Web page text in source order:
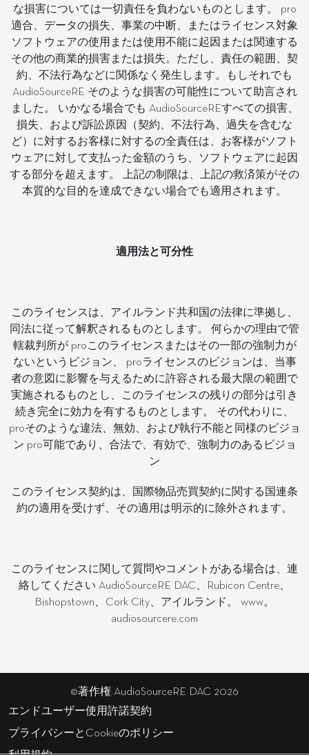
な損害については一切責任を負わないものとします。 pro
適合、データの損失、事業の中断、またはライセンス対象
ソフトウェアの使用または使用不能に起因または関連する
その他の商業的損害または損失。ただし、責任の範囲、契
約、不法行為などに関係なく発生します。もしそれでも
AudioSourceRE そのような損害の可能性について助言され
ました。 いかなる場合でも AudioSourceREすべての損害、
損失、および訴訟原因（契約、不法行為、過失を含むな
ど）に対するお客様に対するの全責任は、お客様がソフト
ウェアに対して支払った金額のうち、ソフトウェアに起因
する部分を超えます。 上記の制限は、上記の救済策がその
本質的な目的を達成できない場合でも適用されます。
適用法と可分性
このライセンスは、アイルランド共和国の法律に準拠し、
同法に従って解釈されるものとします。 何らかの理由で管
轄裁判所が proこのライセンスまたはその一部の強制力が
ないというビジョン、 proライセンスのビジョンは、当事
者の意図に影響を与えるために許容される最大限の範囲で
実施されるものとし、このライセンスの残りの部分は引き
続き完全に効力を有するものとします。 その代わりに、
proそのような違法、無効、および執行不能と同様のビジョ
ン pro可能であり、合法で、有効で、強制力のあるビジョ
ン
このライセンス契約は、国際物品売買契約に関する国連条
約の適用を受けず、その適用は明示的に除外されます。
このライセンスに関して質問やコメントがある場合は、連
絡してください AudioSourceRE DAC、Rubicon Centre、
Bishopstown、Cork City、アイルランド。 www。
audiosourcere.com
©著作権 AudioSourceRE DAC 2026
エンドユーザー使用許諾契約
プライバシーとCookieのポリシー